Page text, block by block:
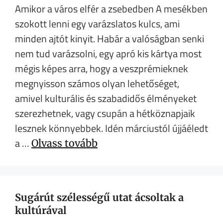
Amikor a város elfér a zsebedben A mesékben
szokott lenni egy varázslatos kulcs, ami
minden ajtót kinyit. Habár a valóságban senki
nem tud varázsolni, egy apró kis kártya most
mégis képes arra, hogy a veszprémieknek
megnyisson számos olyan lehetőséget,
amivel kulturális és szabadidős élményeket
szerezhetnek, vagy csupán a hétköznapjaik
lesznek könnyebbek. Idén márciustól újjáéledt
a … Olvass tovább
Sugárút szélességű utat ácsoltak a
kultúrával